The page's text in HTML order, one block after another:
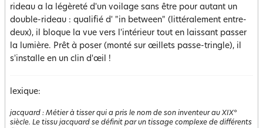
rideau a la légèreté d'un voilage sans être pour autant un
double-rideau : qualifié d' "in between" (littéralement entre-
deux), il bloque la vue vers l'intérieur tout en laissant passer
la lumière. Prêt à poser (monté sur œillets passe-tringle), il
s'installe en un clin d'œil !
lexique:
jacquard : Métier à tisser qui a pris le nom de son inventeur au XIX°
siècle. Le tissu jacquard se définit par un tissage complexe de différents